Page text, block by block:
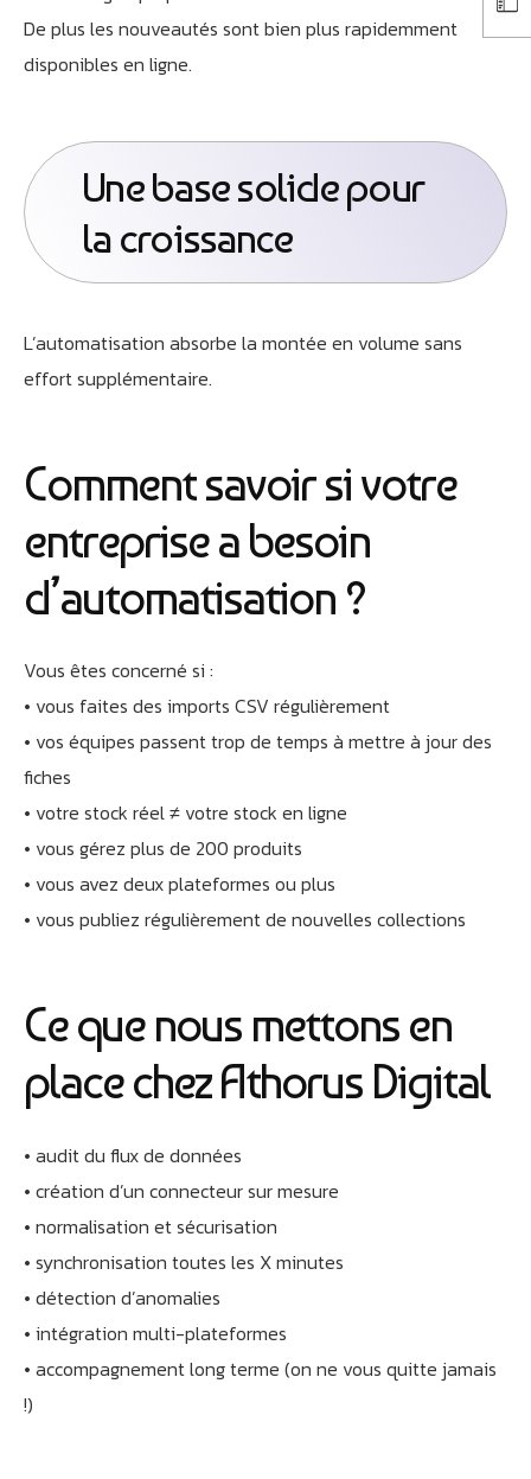
De plus les nouveautés sont bien plus rapidemment
disponibles en ligne.
Une base solide pour
la croissance
L’automatisation absorbe la montée en volume sans
effort supplémentaire.
Comment savoir si votre
entreprise a besoin
d’automatisation ?
Vous êtes concerné si :
• vous faites des imports CSV régulièrement
• vos équipes passent trop de temps à mettre à jour des
fiches
• votre stock réel ≠ votre stock en ligne
• vous gérez plus de 200 produits
• vous avez deux plateformes ou plus
• vous publiez régulièrement de nouvelles collections
Ce que nous mettons en
place chez Athorus Digital
• audit du flux de données
• création d’un connecteur sur mesure
• normalisation et sécurisation
• synchronisation toutes les X minutes
• détection d’anomalies
• intégration multi-plateformes
• accompagnement long terme (on ne vous quitte jamais
!)